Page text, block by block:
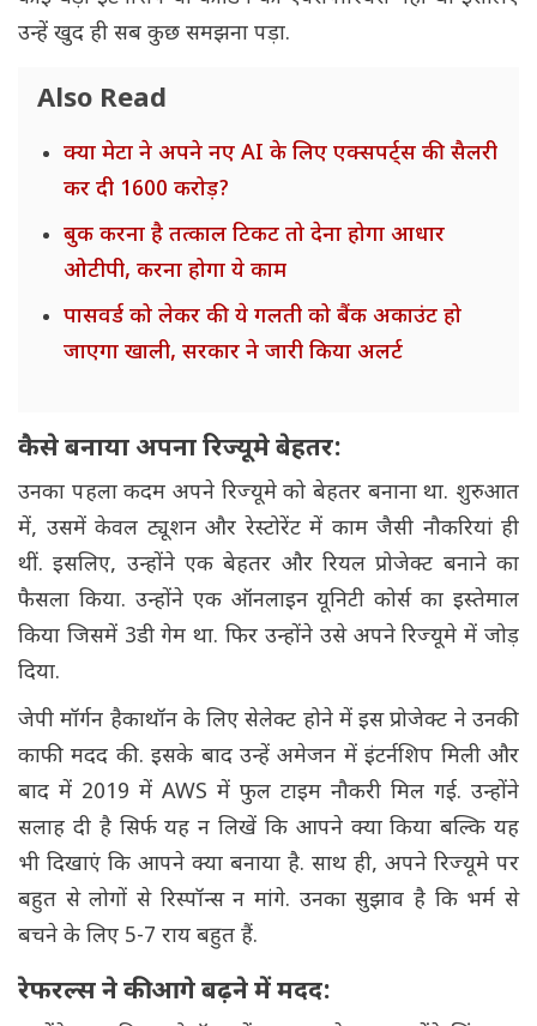
उन्हें खुद ही सब कुछ समझना पड़ा.
Also Read
क्या मेटा ने अपने नए AI के लिए एक्सपर्ट्स की सैलरी
कर दी 1600 करोड़?
बुक करना है तत्काल टिकट तो देना होगा आधार
ओटीपी, करना होगा ये काम
पासवर्ड को लेकर की ये गलती को बैंक अकाउंट हो
जाएगा खाली, सरकार ने जारी किया अलर्ट
कैसे बनाया अपना रिज्यूमे बेहतर:
उनका पहला कदम अपने रिज्यूमे को बेहतर बनाना था. शुरुआत
में, उसमें केवल ट्यूशन और रेस्टोरेंट में काम जैसी नौकरियां ही
थीं. इसलिए, उन्होंने एक बेहतर और रियल प्रोजेक्ट बनाने का
फैसला किया. उन्होंने एक ऑनलाइन यूनिटी कोर्स का इस्तेमाल
किया जिसमें 3डी गेम था. फिर उन्होंने उसे अपने रिज्यूमे में जोड़
दिया.
जेपी मॉर्गन हैकाथॉन के लिए सेलेक्ट होने में इस प्रोजेक्ट ने उनकी
काफी मदद की. इसके बाद उन्हें अमेजन में इंटर्नशिप मिली और
बाद में 2019 में AWS में फुल टाइम नौकरी मिल गई. उन्होंने
सलाह दी है सिर्फ यह न लिखें कि आपने क्या किया बल्कि यह
भी दिखाएं कि आपने क्या बनाया है. साथ ही, अपने रिज्यूमे पर
बहुत से लोगों से रिस्पॉन्स न मांगे. उनका सुझाव है कि भर्म से
बचने के लिए 5-7 राय बहुत हैं.
रेफरल्स ने की आगे बढ़ने में मदद: